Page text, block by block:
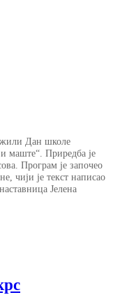
Дан школе
маште“. Приредба је
Програм је започео
чији је текст написао
Јелена